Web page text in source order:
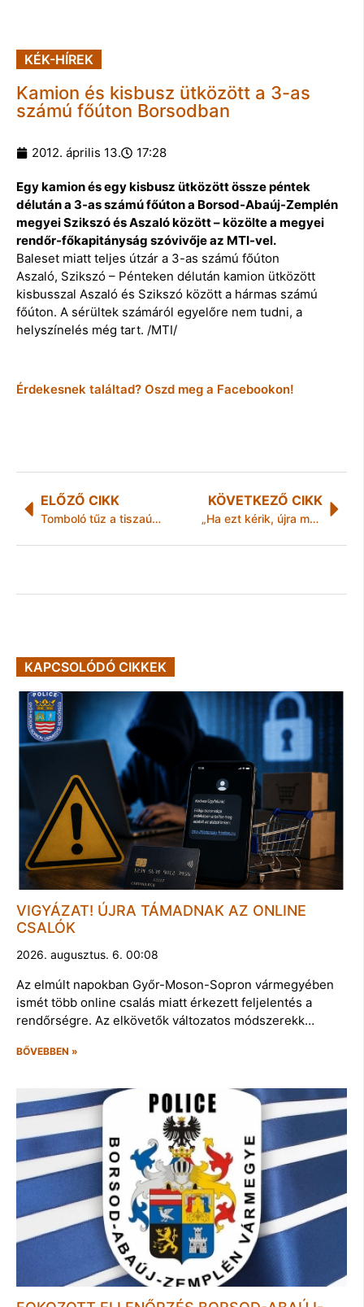
KÉK-HÍREK
Kamion és kisbusz ütközött a 3-as
számú főúton Borsodban
2012. április 13. 17:28
Egy kamion és egy kisbusz ütközött össze péntek
délután a 3-as számú főúton a Borsod-Abaúj-Zemplén
megyei Szikszó és Aszaló között – közölte a megyei
rendőr-főkapitányság szóvivője az MTI-vel.
Baleset miatt teljes útzár a 3-as számú főúton
Aszaló, Szikszó – Pénteken délután kamion ütközött
kisbusszal Aszaló és Szikszó között a hármas számú
főúton. A sérültek számáról egyelőre nem tudni, a
helyszínelés még tart. /MTI/
Érdekesnek találtad? Oszd meg a Facebookon!
ELŐZŐ CIKK
Tomboló tűz a tiszaújvárosi Örösi úton
KÖVETKEZŐ CIKK
„Ha ezt kérik, újra módosítunk!”
KAPCSOLÓDÓ CIKKEK
VIGYÁZAT! ÚJRA TÁMADNAK AZ ONLINE
CSALÓK
2026. augusztus. 6. 00:08
Az elmúlt napokban Győr-Moson-Sopron vármegyében
ismét több online csalás miatt érkezett feljelentés a
rendőrségre. Az elkövetők változatos módszerekk…
BŐVEBBEN »